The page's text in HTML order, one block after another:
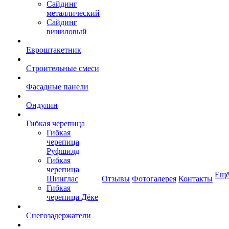
Сайдинг
металлический
Сайдинг
виниловый
Евроштакетник
Строительные смеси
Фасадные панели
Ондулин
Гибкая черепица
Гибкая
черепица
Руфшилд
Гибкая
черепица
Шинглас
Гибкая
черепица Дёке
Снегозадержатели
Отзывы Фотогалерея Контакты Ещё